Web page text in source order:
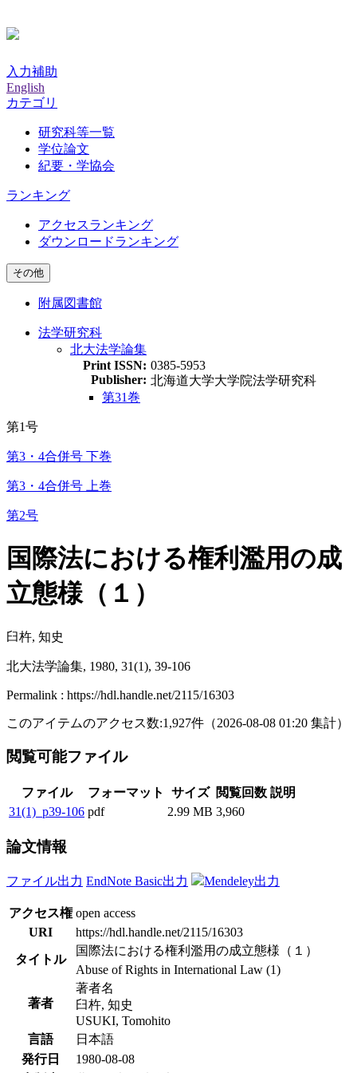
入力補助
English
カテゴリ
研究科等一覧
学位論文
紀要・学協会
ランキング
アクセスランキング
ダウンロードランキング
その他
附属図書館
法学研究科
北大法学論集
Print ISSN: 0385-5953
Publisher: 北海道大学大学院法学研究科
第31巻
第1号
第3・4合併号 下巻
第3・4合併号 上巻
第2号
国際法における権利濫用の成
立態様（１）
臼杵, 知史
北大法学論集, 1980, 31(1), 39-106
Permalink : https://hdl.handle.net/2115/16303
このアイテムのアクセス数:1,927件 （2026-08-08 01:20 集計）
閲覧可能ファイル
ファイル フォーマット サイズ 閲覧回数 説明
31(1)_p39-106 pdf 2.99 MB 3,960
論文情報
ファイル出力 EndNote Basic出力 Mendeley出力
アクセス権 open access
URI
https://hdl.handle.net/2115/16303
タイトル
国際法における権利濫用の成立態様（１）
Abuse of Rights in International Law (1)
著者
著者名
臼杵, 知史
USUKI, Tomohito
言語
日本語
発行日
1980-08-08